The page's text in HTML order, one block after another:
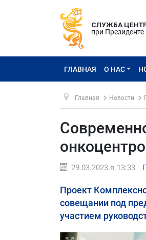
СЛУЖБА
при
ГЛАВНАЯ О НАС
Главная Новости
29.03.2023 в 13:33
Проект
совещании под
участием